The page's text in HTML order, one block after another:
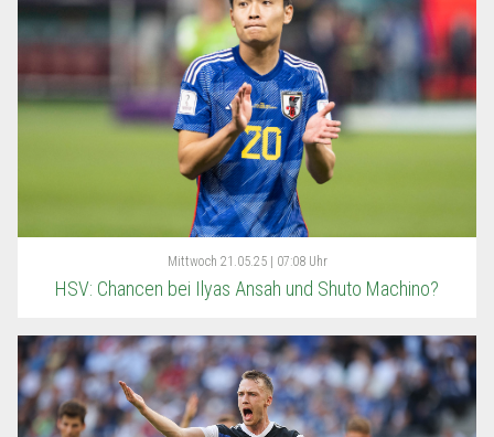
Mittwoch 21.05.25 | 07:08 Uhr
HSV: Chancen bei Ilyas Ansah und Shuto Machino?